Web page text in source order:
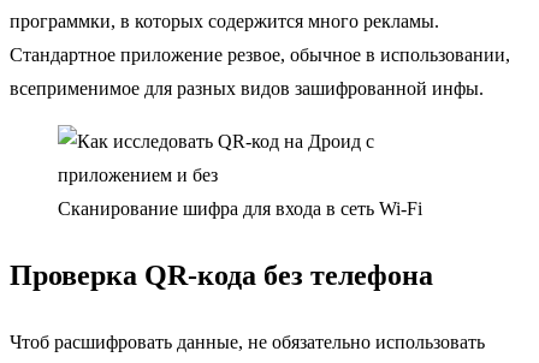
программки, в которых содержится много рекламы.
Стандартное приложение резвое, обычное в использовании,
всеприменимое для разных видов зашифрованной инфы.
Сканирование шифра для входа в сеть Wi-Fi
Проверка QR-кода без телефона
Чтоб расшифровать данные, не обязательно использовать